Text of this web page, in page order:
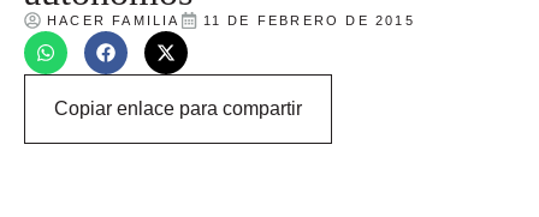
HACER FAMILIA 11 DE FEBRERO DE 2015
Copiar enlace para compartir